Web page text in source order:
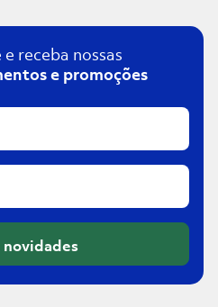
receba nossas
e promoções